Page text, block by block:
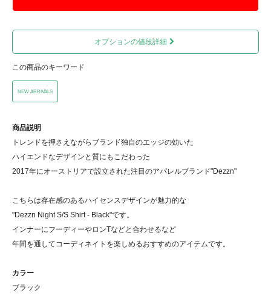
オプションの値段詳細
この商品のキーワード
NEW ARRIVALS
商品説明
トレンドを押さえながらブランド独自のエッジの効いた
ハイエンドなデザインと質にもこだわった
2017年にオーストリアで設立された注目のアパレルブランド"Dezzn"
こちらは存在感のあるハイセンスデザインが魅力的な
"Dezzn Night S/S Shirt - Black"です。
インナーにフーディーやロンTなどと合わせるなど
年間を通してコーディネイトを楽しめるおすすめのアイテムです。
カラー
ブラック